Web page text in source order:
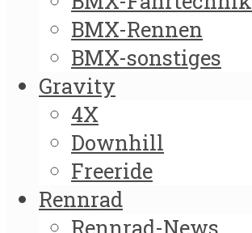
BMX-Rennen
BMX-sonstiges
Gravity
4X
Downhill
Freeride
Rennrad
Rennrad-News